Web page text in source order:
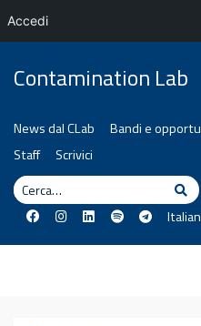
Contamination Lab
News dal CLab Bandi e
Staff
Scrivici
Cerca
Accedi